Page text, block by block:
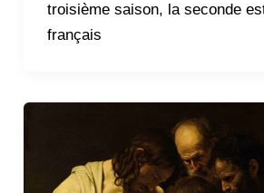
troisième saison, la seconde
français